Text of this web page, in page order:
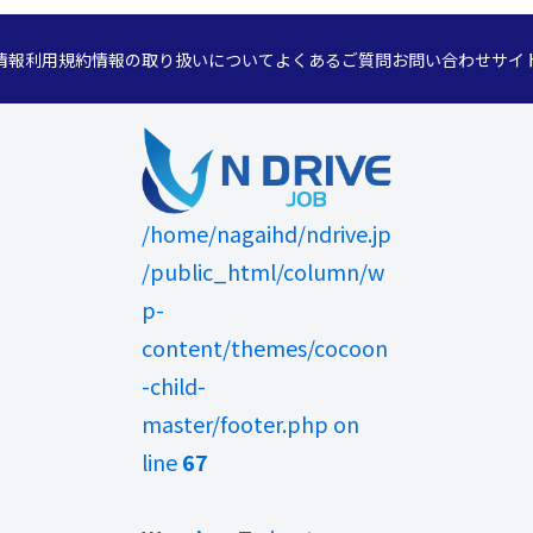
報利用規約情報の取り扱いについて よくあるご質問お問い合わせサイ
/home/nagaihd/ndrive.jp
/public_html/column/w
p-
content/themes/cocoon
-child-
master/footer.php on
line67